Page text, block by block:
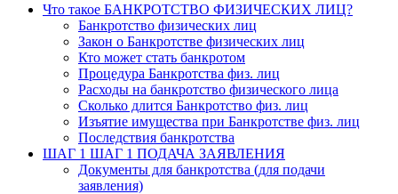
Что такое БАНКРОТСТВО ФИЗИЧЕСКИХ ЛИЦ?
Банкротство физических лиц
Закон о Банкротстве физических лиц
Кто может стать банкротом
Процедура Банкротства физ. лиц
Расходы на банкротство физического лица
Сколько длится Банкротство физ. лиц
Изъятие имущества при Банкротстве физ. лиц
Последствия банкротства
ШАГ 1 ШАГ 1 ПОДАЧА ЗАЯВЛЕНИЯ
Документы для банкротства (для подачи
заявления)